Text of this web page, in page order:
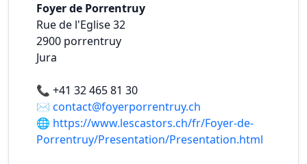
Foyer de Porrentruy
Rue de l'Eglise 32
2900 porrentruy
Jura
📞 +41 32 465 81 30
✉️ contact@foyerporrentruy.ch
🌐 https://www.lescastors.ch/fr/Foyer-de-
Porrentruy/Presentation/Presentation.html